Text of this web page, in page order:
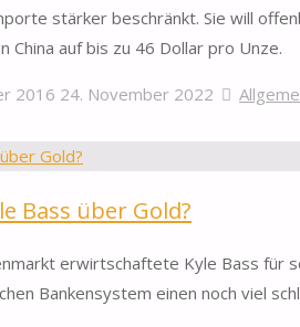
stärker beschränkt. Sie will
China auf bis zu 46 Dollar pro Unze.
2016 24. November 2022
Bass über Gold?
erwirtschaftete Kyle Bass für
Bankensystem einen noch viel